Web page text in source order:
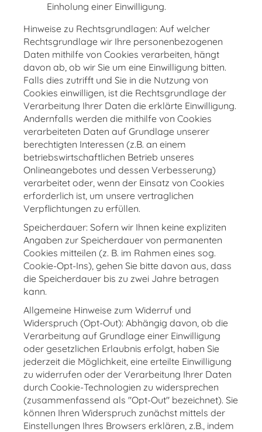
Einholung einer Einwilligung.
Hinweise zu Rechtsgrundlagen: Auf welcher
Rechtsgrundlage wir Ihre personenbezogenen
Daten mithilfe von Cookies verarbeiten, hängt
davon ab, ob wir Sie um eine Einwilligung bitten.
Falls dies zutrifft und Sie in die Nutzung von
Cookies einwilligen, ist die Rechtsgrundlage der
Verarbeitung Ihrer Daten die erklärte Einwilligung.
Andernfalls werden die mithilfe von Cookies
verarbeiteten Daten auf Grundlage unserer
berechtigten Interessen (z.B. an einem
betriebswirtschaftlichen Betrieb unseres
Onlineangebotes und dessen Verbesserung)
verarbeitet oder, wenn der Einsatz von Cookies
erforderlich ist, um unsere vertraglichen
Verpflichtungen zu erfüllen.
Speicherdauer: Sofern wir Ihnen keine expliziten
Angaben zur Speicherdauer von permanenten
Cookies mitteilen (z. B. im Rahmen eines sog.
Cookie-Opt-Ins), gehen Sie bitte davon aus, dass
die Speicherdauer bis zu zwei Jahre betragen
kann.
Allgemeine Hinweise zum Widerruf und
Widerspruch (Opt-Out): Abhängig davon, ob die
Verarbeitung auf Grundlage einer Einwilligung
oder gesetzlichen Erlaubnis erfolgt, haben Sie
jederzeit die Möglichkeit, eine erteilte Einwilligung
zu widerrufen oder der Verarbeitung Ihrer Daten
durch Cookie-Technologien zu widersprechen
(zusammenfassend als "Opt-Out" bezeichnet). Sie
können Ihren Widerspruch zunächst mittels der
Einstellungen Ihres Browsers erklären, z.B., indem